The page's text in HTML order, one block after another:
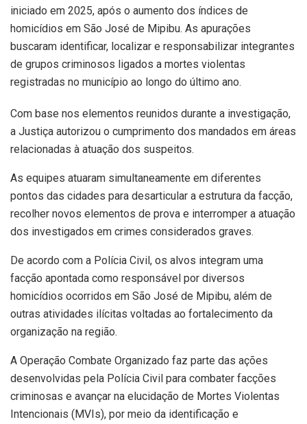
iniciado em 2025, após o aumento dos índices de
homicídios em São José de Mipibu. As apurações
buscaram identificar, localizar e responsabilizar integrantes
de grupos criminosos ligados a mortes violentas
registradas no município ao longo do último ano.
Com base nos elementos reunidos durante a investigação,
a Justiça autorizou o cumprimento dos mandados em áreas
relacionadas à atuação dos suspeitos.
As equipes atuaram simultaneamente em diferentes
pontos das cidades para desarticular a estrutura da facção,
recolher novos elementos de prova e interromper a atuação
dos investigados em crimes considerados graves.
De acordo com a Polícia Civil, os alvos integram uma
facção apontada como responsável por diversos
homicídios ocorridos em São José de Mipibu, além de
outras atividades ilícitas voltadas ao fortalecimento da
organização na região.
A Operação Combate Organizado faz parte das ações
desenvolvidas pela Polícia Civil para combater facções
criminosas e avançar na elucidação de Mortes Violentas
Intencionais (MVIs), por meio da identificação e